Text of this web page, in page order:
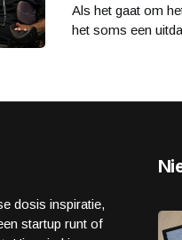
Als het gaat om
het soms een
dosis inspiratie,
startup runt of